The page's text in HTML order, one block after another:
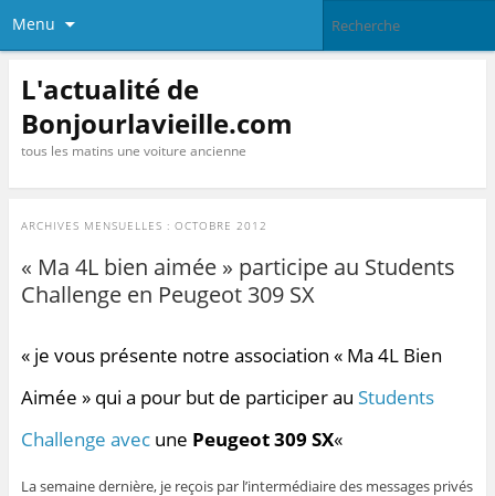
Menu
L'actualité de
Bonjourlavieille.com
tous les matins une voiture ancienne
ARCHIVES MENSUELLES : OCTOBRE 2012
« Ma 4L bien aimée » participe au Students
Challenge en Peugeot 309 SX
« je vous présente notre association « Ma 4L Bien
Aimée » qui a pour but de participer au Students
Challenge avec une Peugeot 309 SX«
La semaine dernière, je reçois par l’intermédiaire des messages privés